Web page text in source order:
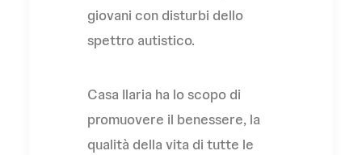
giovani con disturbi dello
spettro autistico.
Casa Ilaria ha lo scopo di
promuovere il benessere, la
qualità della vita di tutte le